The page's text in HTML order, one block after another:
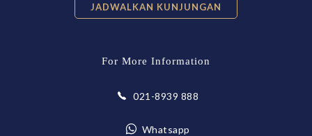
JADWALKAN KUNJUNGAN
For More Information
021-8939 888
Whatsapp